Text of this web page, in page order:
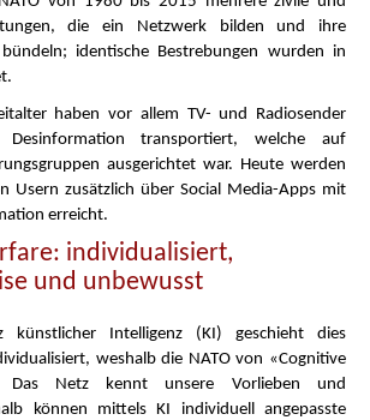
die ein Netzwerk bilden und ihre
bündeln; identische Bestrebungen wurden in
haben vor allem TV- und Radiosender
Desinformation transportiert, welche auf
ausgerichtet war. Heute werden
Usern zusätzlich über Social Media-Apps mit
erreicht.
individualisiert,
und unbewusst
künstlicher Intelligenz (KI) geschieht dies
weshalb die NATO von «Cognitive
Das Netz kennt unsere Vorlieben und
können mittels KI individuell angepasste